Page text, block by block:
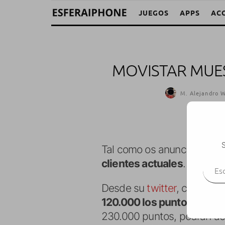
JUEGOS APPS
MOVISTAR
M. Alejandro
Tal como os anunciamos,
clientes actuales.
Desde su twitter,
120.000 los puntos
, así
230.000 puntos, podrán